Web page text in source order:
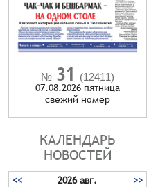
№ 31 (12411)
07.08.2026 пятница
cвежий номер
КАЛЕНДАРЬ
НОВОСТЕЙ
<< 2026 авг.
>>